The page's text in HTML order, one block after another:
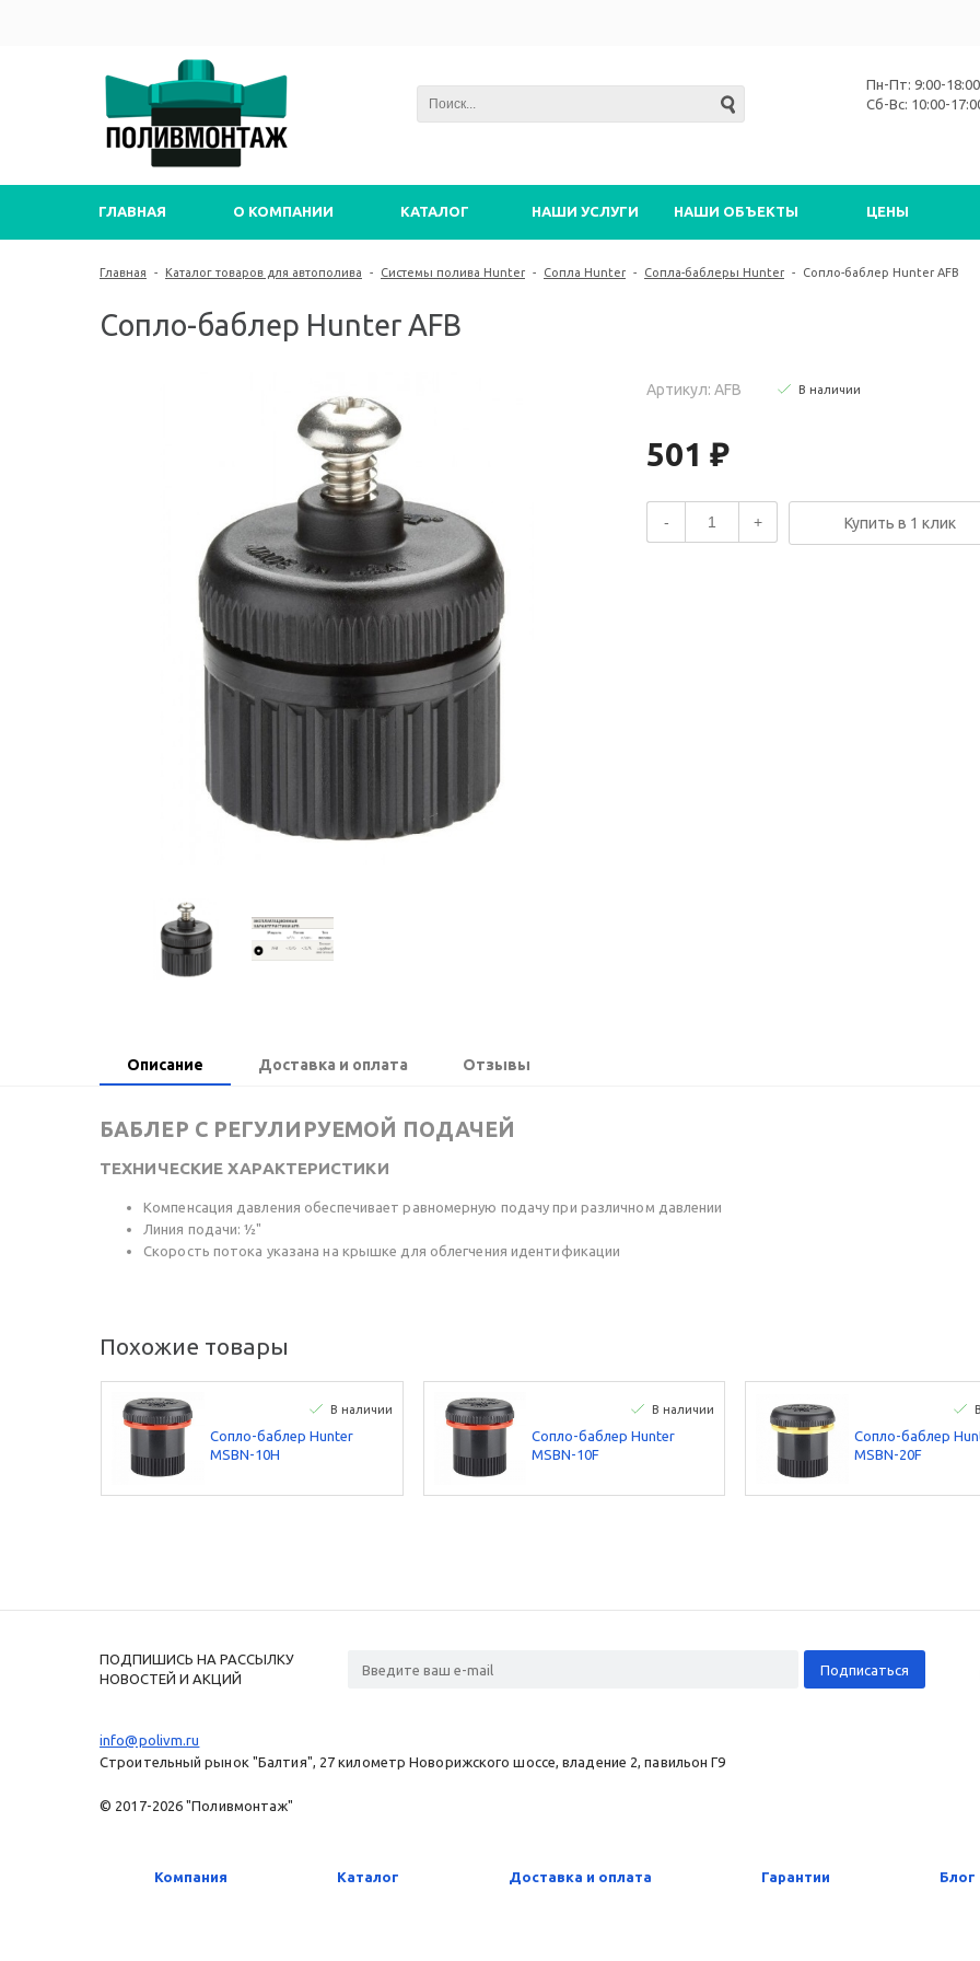
Пн-Пт: 9:00-18:00
Сб-Вс: 10:00-
ГЛАВНАЯ О КОМПАНИИ КАТАЛОГ НАШИ УСЛУГИ НАШИ ОБЪЕКТЫ ЦЕНЫ
Главная - Каталог товаров для автополива - Системы полива Hunter - Сопла Hunter - Сопла-баблеры Hunter - Сопло-баблер Hunter AFB
Сопло-баблер Hunter AFB
Артикул: AFB В наличии
501 ₽
- + Купить в 1 клик
Описание Доставка и оплата Отзывы
БАБЛЕР С РЕГУЛИРУЕМОЙ ПОДАЧЕЙ
ТЕХНИЧЕСКИЕ ХАРАКТЕРИСТИКИ
Компенсация давления обеспечивает равномерную подачу при различном давлении
Линия подачи: ½"
Скорость потока указана на крышке для облегчения идентификации
Похожие товары
В наличии
Сопло-баблер Hunter
MSBN-10H
В наличии
Сопло-баблер Hunter
MSBN-10F
Сопло-баблер
MSBN-20F
ПОДПИШИСЬ НА РАССЫЛКУ
НОВОСТЕЙ И АКЦИЙ
info@polivm.ru
Строительный рынок "Балтия", 27 километр Новорижского шоссе, владение 2, павильон Г9
© 2017-2026 "Поливмонтаж"
Компания Каталог Доставка и оплата Гарантии Блог